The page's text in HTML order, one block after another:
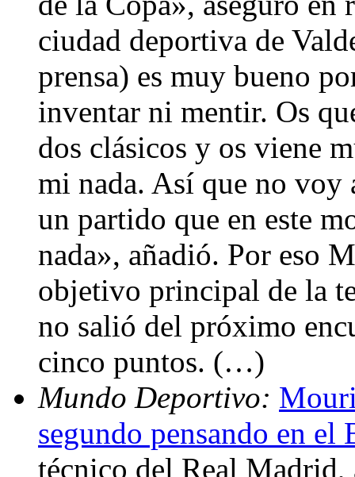
ciudad deportiva de
prensa) es muy bueno
inventar ni mentir. Os
dos clásicos y os viene
mi nada. Así que no voy
un partido que en este
nada», añadió. Por eso
objetivo principal de la
no salió del próximo
cinco puntos. (…)
Mundo Deportivo:
segundo pensando en el
técnico del Real